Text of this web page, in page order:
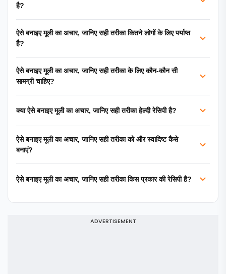
है?
ऐसे बनाइए मूली का अचार, जानिए सही तरीका कितने लोगों के लिए पर्याप्त
है?
ऐसे बनाइए मूली का अचार, जानिए सही तरीका के लिए कौन-कौन सी
सामग्री चाहिए?
क्या ऐसे बनाइए मूली का अचार, जानिए सही तरीका हेल्दी रेसिपी है?
ऐसे बनाइए मूली का अचार, जानिए सही तरीका को और स्वादिष्ट कैसे
बनाएं?
ऐसे बनाइए मूली का अचार, जानिए सही तरीका किस प्रकार की रेसिपी है?
ADVERTISEMENT